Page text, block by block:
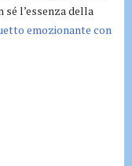
l’essenza della
emozionante con